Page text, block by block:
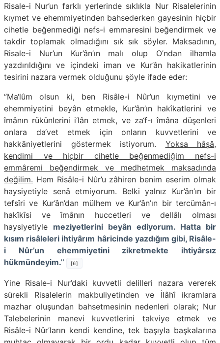
Risale-i Nur’un farklı yerlerinde sıklıkla Nur Risalelerinin
kıymet ve ehemmiyetinden bahsederken gayesinin hiçbir
cihetle beğenmediği nefs-i emmaresini beğendirmek ve
takdir toplamak olmadığını sık sık söyler. Maksadının,
Risale-i Nur’un Kur’ân’ın malı olup O’ndan ilhamla
yazdırıldığını ve içindeki iman ve Kur’ân hakikatlerinin
tesirini nazara vermek olduğunu şöyle ifade eder:
‘’Ma‘lûm olsun ki, ben Risâle-i Nûr’un kıymetini ve
ehemmiyetini be­yân etmekle, Kur’ân’ın hakîkatlerini ve
îmânın rükünlerini i‘lân etmek, ve za‘f-ı îmâna düşenleri
onlara da‘vet etmek için onların kuvvetlerini ve
hakkāniyetlerini göstermek istiyorum. Yoksa hâşâ,
kendimi ve hiçbir cihetle beğenmediğim nefs-i
emmâremi be­ğendirmek ve medhetmek maksadında
değilim. Hem Risâle-i Nûr’u zâhiren benim eserim olmak
haysiyetiyle senâ etmiyorum. Belki yalnız Kur’­ân’ın bir
tefsîri ve Kur’ân’dan mülhem ve Kur’ân’ın bir tercümân-ı
hakîkîsi ve îmânın huccetleri ve dellâlı olması
haysiyetiyle meziyetlerini beyân ediyorum. Hatta bir
kısım risâleleri ihtiyârım hâricinde yazdığım gibi, Risâle-
i Nûr’un ehemmiyetini zikretmekte ihtiyârsız
hükmündeyim.’’
[6]
Yine Risale-i Nur’daki kuvvetli delilleri nazara vererek
sürekli Risalelerin makbuliyetinden ve İlâhî ikramlara
mazhar oluşundan bahsetmesinin nedenleri olarak; Nur
Talebelerinin manevi kuvvetlerini takviye etmek ve
Risâle-i Nûr’ların kendi kendine, tek başıyla başkalarına